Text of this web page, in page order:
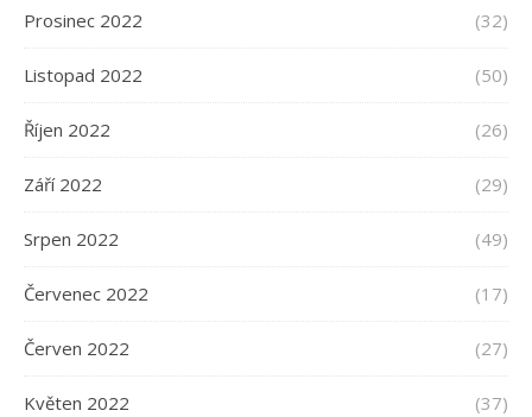
Prosinec 2022 (32)
Listopad 2022 (50)
Říjen 2022 (26)
Září 2022 (29)
Srpen 2022 (49)
Červenec 2022 (17)
Červen 2022 (27)
Květen 2022 (37)